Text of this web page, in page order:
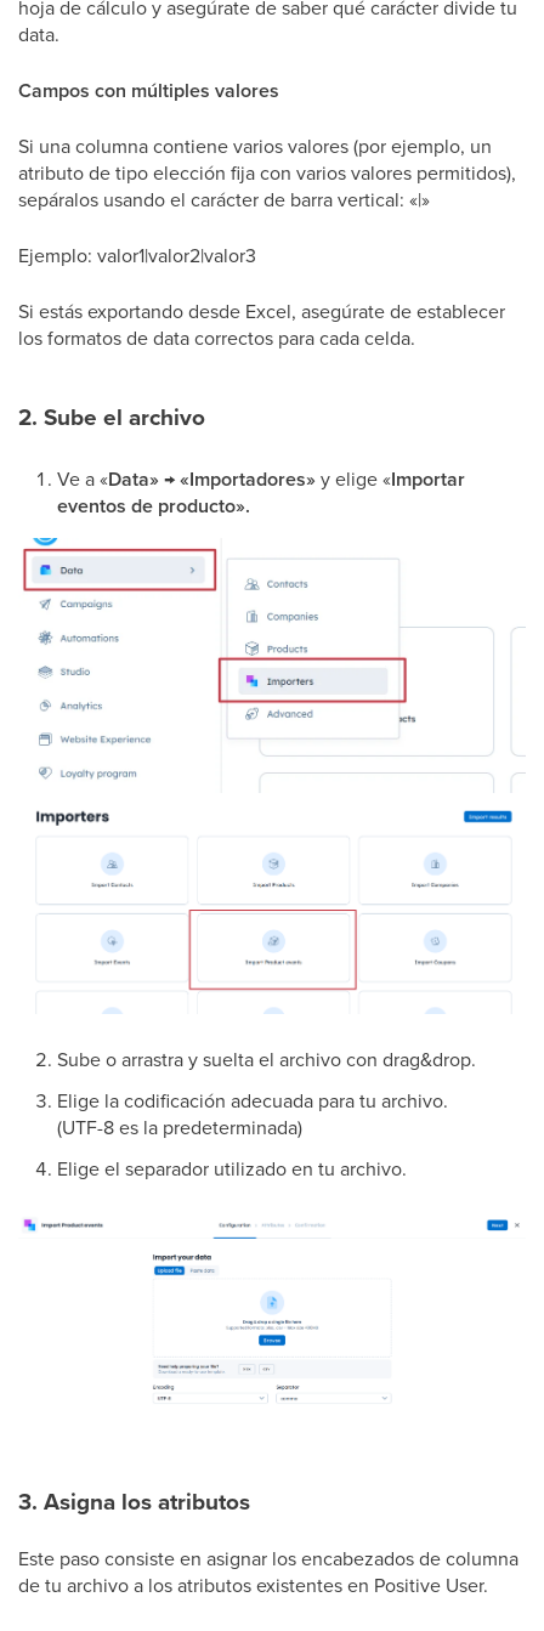
hoja de cálculo y asegúrate de saber qué carácter divide tu
data.
Campos con múltiples valores
Si una columna contiene varios valores (por ejemplo, un
atributo de tipo elección fija con varios valores permitidos),
sepáralos usando el carácter de barra vertical: «|»
Ejemplo: valor1|valor2|valor3
Si estás exportando desde Excel, asegúrate de establecer
los formatos de data correctos para cada celda.
2. Sube el archivo
Ve a «Data» → «Importadores» y elige «Importar
eventos de producto».
Sube o arrastra y suelta el archivo con drag&drop.
Elige la codificación adecuada para tu archivo.
(UTF-8 es la predeterminada)
Elige el separador utilizado en tu archivo.
3. Asigna los atributos
Este paso consiste en asignar los encabezados de columna
de tu archivo a los atributos existentes en Positive User.